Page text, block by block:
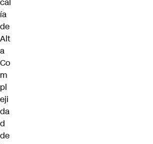
cal
ía
de
Alt
a
Co
m
pl
eji
da
d
de